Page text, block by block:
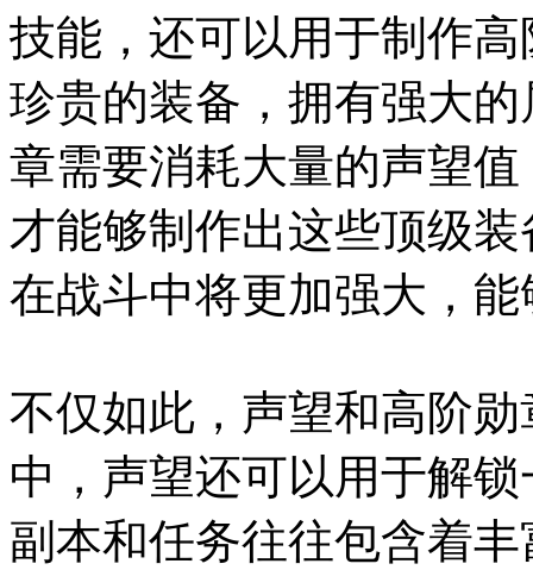
技能，还可以用于制作
珍贵的装备，拥有强大
章需要消耗大量的声望
才能够制作出这些顶级
在战斗中将更加强大，
不仅如此，声望和高阶
中，声望还可以用于解
副本和任务往往包含着